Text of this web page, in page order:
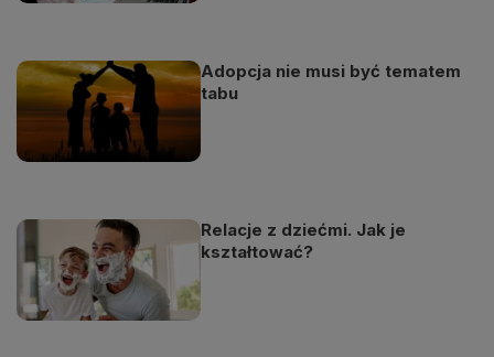
Adopcja nie musi być tematem
tabu
Relacje z dziećmi. Jak je
kształtować?